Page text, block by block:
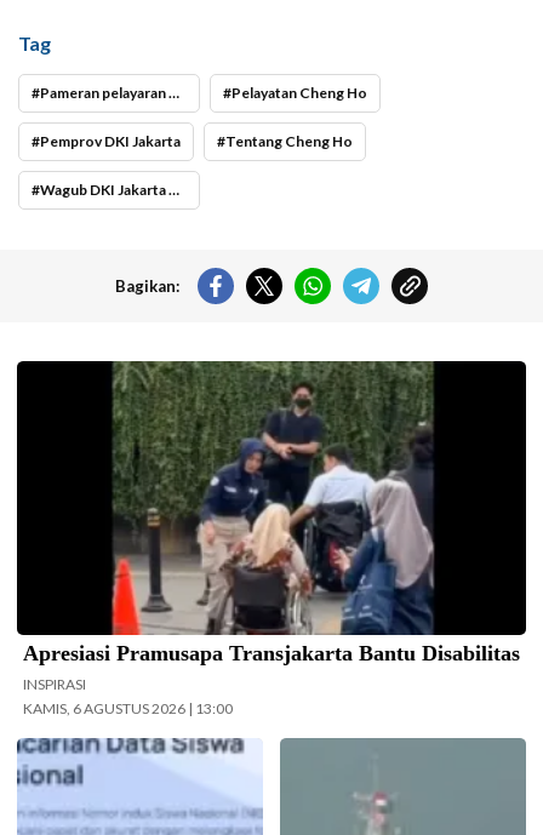
Tag
Pameran pelayaran Cheng Ho Pelayatan Cheng Ho
Pemprov DKI Jakarta Tentang Cheng Ho
Wagub DKI Jakarta Rano Karno
Bagikan:
Pramusapa Transjakarta bantu disabilitas.(Foto: Istimewa-
beritajakarta.id)
Apresiasi Pramusapa Transjakarta Bantu Disabilitas
INSPIRASI
KAMIS, 6 AGUSTUS 2026 | 13:00
Kemendikdasmen gerak cepat
(gercep) melakukan verifikasi dan
penelusuran terhadap informasi
soal dugaan penyalahgunaan Data
TNI Terintegrasi Tahun 2026 yang
digelar di Daerah Latihan TNI AL